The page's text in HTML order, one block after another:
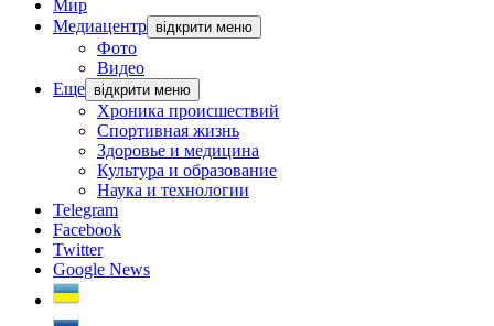
Мир
Медиацентр відкрити меню
Фото
Видео
Еще відкрити меню
Хроника происшествий
Спортивная жизнь
Здоровье и медицина
Культура и образование
Наука и технологии
Telegram
Facebook
Twitter
Google News